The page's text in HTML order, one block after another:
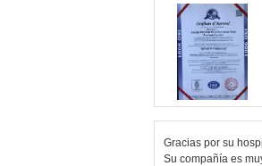
Gracias por su
Su compañía es